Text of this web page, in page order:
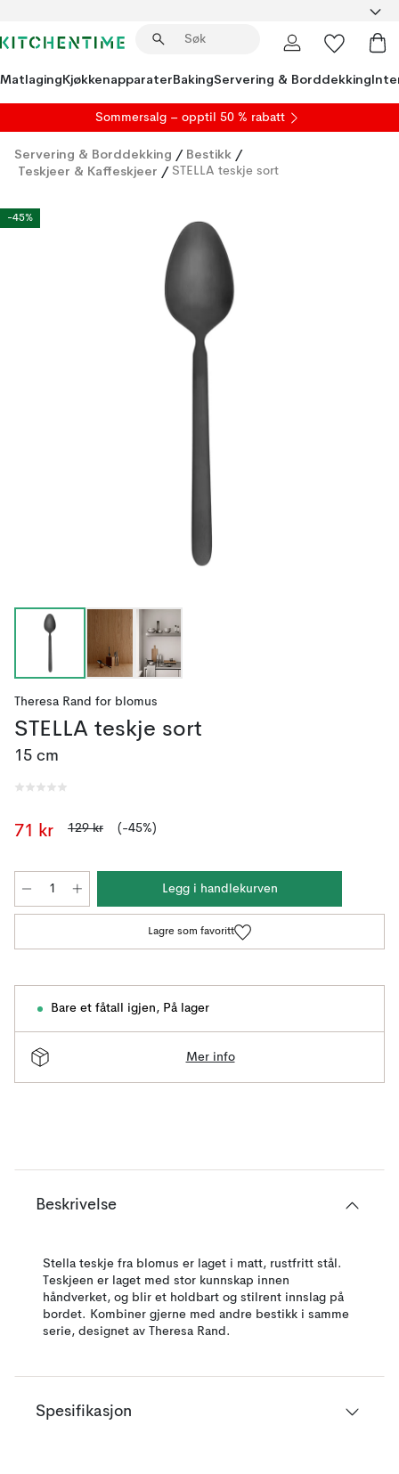
MatlagingKjøkkenapparaterBakingServering & Borddekking
Sommersalg – opptil 50 % rabatt
Servering & Borddekking / Bestikk /
Teskjeer & Kaffeskjeer / STELLA teskje sort
-45%
Theresa Rand for blomus
STELLA teskje sort
15 cm
71 kr 129 kr (-45%)
Legg i handlekurven
Lagre som favoritt
Bare et fåtall igjen, På lager
Mer info
Beskrivelse
Stella teskje fra blomus er laget i matt, rustfritt stål.
Teskjeen er laget med stor kunnskap innen
håndverket, og blir et holdbart og stilrent innslag på
bordet. Kombiner gjerne med andre bestikk i samme
serie, designet av Theresa Rand.
Spesifikasjon